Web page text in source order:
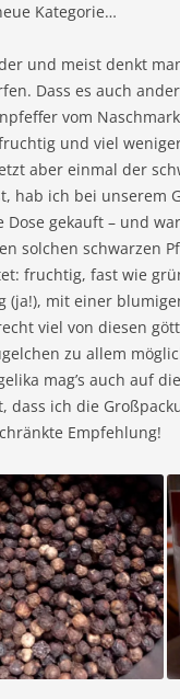
Kategorie…
und meist denkt
Dass es auch
vom
und viel
aber einmal der
hab ich bei unserem
Dose gekauft – und
solchen schwarzen
fruchtig, fast wie
(ja!), mit einer
viel von diesen
zu allem
mag’s auch auf
dass ich die
Empfehlung!